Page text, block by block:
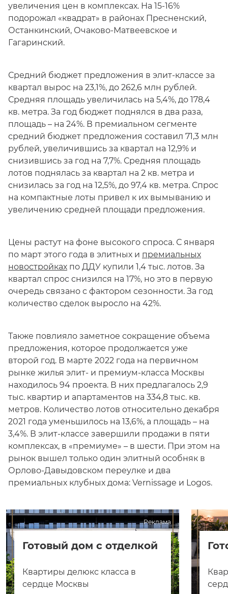
увеличения цен в комплексах. На 15-16%
подорожал «квадрат» в районах Пресненский,
Останкинский, Очаково-Матвеевское и
Гагаринский.
Средний бюджет предложения в элит-классе за
квартал вырос на 23,1%, до 262,6 млн рублей.
Средняя площадь увеличилась на 5,4%, до 178,4
кв. метра. За год бюджет поднялся в два раза,
площадь – на 24%. В премиальном сегменте
средний бюджет предложения составил 71,3 млн
рублей, увеличившись за квартал на 12,9% и
снизившись за год на 7,7%. Средняя площадь
лотов поднялась за квартал на 2 кв. метра и
снизилась за год на 12,5%, до 97,4 кв. метра. Спрос
на компактные лоты привел к их вымыванию и
увеличению средней площади предложения.
Цены растут на фоне высокого спроса. С января
по март этого года в элитных и премиальных
новостройках по ДДУ купили 1,4 тыс. лотов. За
квартал спрос снизился на 17%, но это в первую
очередь связано с фактором сезонности. За год
количество сделок выросло на 42%.
Также повлияло заметное сокращение объема
предложения, которое продолжается уже
второй год. В марте 2022 года на первичном
рынке жилья элит- и премиум-класса Москвы
находилось 94 проекта. В них предлагалось 2,9
тыс. квартир и апартаментов на 334,8 тыс. кв.
метров. Количество лотов относительно декабря
2021 года уменьшилось на 13,6%, а площадь – на
3,4%. В элит-классе завершили продажи в пяти
комплексах, в «премиуме» – в шести. При этом на
рынок вышел только один элитный особняк в
Орлово-Давыдовском переулке и два
премиальных клубных дома: Vernissage и Logos.
Реклама
Готовый дом с отделкой
Квартиры делюкс класса в
сердце Москвы